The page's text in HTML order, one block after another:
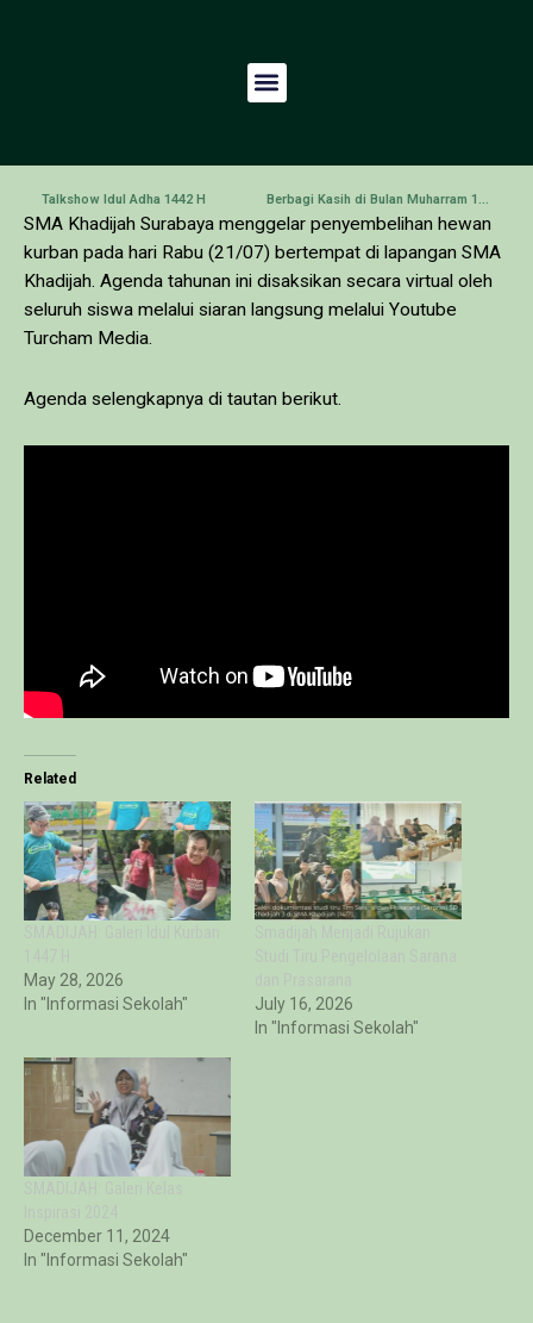
Talkshow Idul Adha 1442 H Berbagi Kasih di Bulan Muharram 1443 H
SMA Khadijah Surabaya menggelar penyembelihan hewan
kurban pada hari Rabu (21/07) bertempat di lapangan SMA
Khadijah. Agenda tahunan ini disaksikan secara virtual oleh
seluruh siswa melalui siaran langsung melalui Youtube
Turcham Media.
Agenda selengkapnya di tautan berikut.
Related
May 28, 2026
In "Informasi Sekolah"
July 16, 2026
In "Informasi Sekolah"
December 11, 2024
In "Informasi Sekolah"